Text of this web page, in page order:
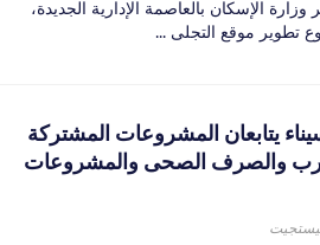
وزارة الإسكان بالعاصمة الإدارية الجديدة،
تطوير موقع التجلى ...
يتابعان المشروعات المشتركة
والصرف الصحى والمشروعات